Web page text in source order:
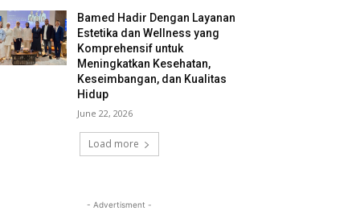
Bamed Hadir Dengan Layanan
Estetika dan Wellness yang
Komprehensif untuk
Meningkatkan Kesehatan,
Keseimbangan, dan Kualitas
Hidup
June 22, 2026
Load more
- Advertisment -